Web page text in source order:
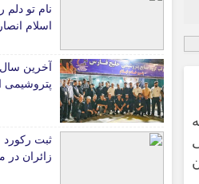
*جامعه
دانشگاه
آموزش و
بهداشت و
حوادث،
اسلام
آخرین
پتروشیمی
ثبت رکورد
زائران در